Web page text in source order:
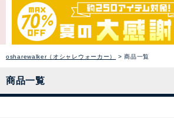
osharewalker（オシャレウォーカー） 商品一覧
商品一覧